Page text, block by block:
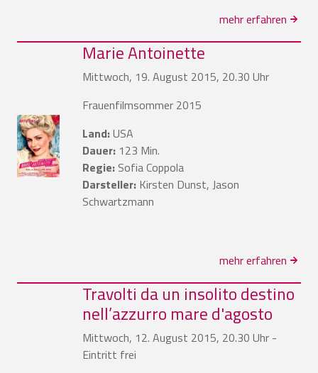
mehr erfahren
Marie Antoinette
Mittwoch, 19. August 2015, 20.30 Uhr
Frauenfilmsommer 2015
Land:USA
Dauer: 123 Min.
Regie: Sofia Coppola
Darsteller: Kirsten Dunst, Jason
Schwartzmann
mehr erfahren
Travolti da un insolito destino
nell’azzurro mare d'agosto
Mittwoch, 12. August 2015, 20.30 Uhr -
Eintritt frei